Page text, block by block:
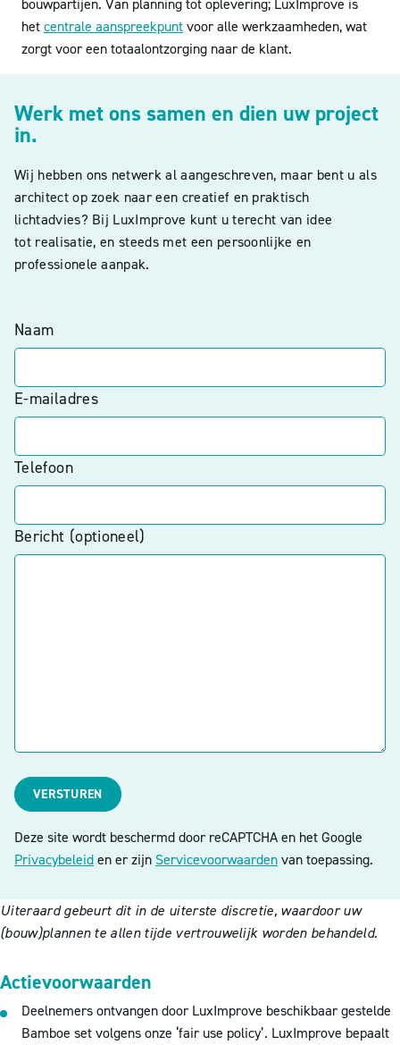
bouwpartijen. Van planning tot oplevering; LuxImprove is
hetcentrale aanspreekpuntvoor alle werkzaamheden, wat
zorgt voor een totaalontzorging naar de klant.
Werk met ons samen en dien uw project
in.
Wij hebben ons netwerk al aangeschreven, maar bent u als
architect op zoek naar een creatief en praktisch
lichtadvies? Bij LuxImprove kunt u terecht van idee
tot realisatie, en steeds met een persoonlijke en
professionele aanpak.
Naam
E-mailadres
Telefoon
Bericht (optioneel)
VERSTUREN
Deze site wordt beschermd door reCAPTCHA en het Google
Privacybeleiden er zijn Servicevoorwaardenvan toepassing.
Uiteraard gebeurt dit in de uiterste discretie, waardoor uw
(bouw)plannen te allen tijde vertrouwelijk worden behandeld.
Actievoorwaarden
Deelnemers ontvangen door LuxImprove beschikbaar gestelde
Bamboe set volgens onze ‘fair use policy’. LuxImprove bepaalt